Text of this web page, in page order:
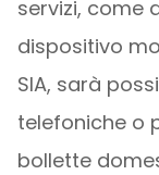
servizi, come
dispositivo
SIA, sarà
telefoniche o
bollette